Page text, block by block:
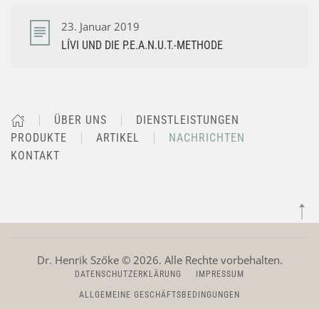
23. Januar 2019
LÍVI UND DIE P.E.A.N.U.T.-METHODE
ÜBER UNS
DIENSTLEISTUNGEN
PRODUKTE
ARTIKEL
NACHRICHTEN
KONTAKT
Dr. Henrik Szőke © 2026. Alle Rechte vorbehalten.
DATENSCHUTZERKLÄRUNG IMPRESSUM
ALLGEMEINE GESCHÄFTSBEDINGUNGEN